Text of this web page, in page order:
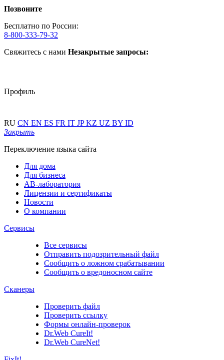
Позвоните
Бесплатно по России:
8-800-333-79-32
Свяжитесь с нами Незакрытые запросы:
Профиль
RU CN EN ES FR IT JPKZ UZ BY ID
Закрыть
Переключение языка сайта
Для дома
Для бизнеса
АВ-лаборатория
Лицензии и сертификаты
Новости
О компании
Сервисы
Все сервисы
Отправить подозрительный файл
Сообщить о ложном срабатывании
Сообщить о вредоносном сайте
Сканеры
Проверить файл
Проверить ссылку
Формы онлайн-проверок
Dr.Web CureIt!
Dr.Web CureNet!